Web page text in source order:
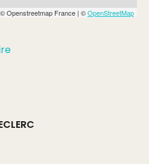
Openstreetmap France | ©OpenStreetMap